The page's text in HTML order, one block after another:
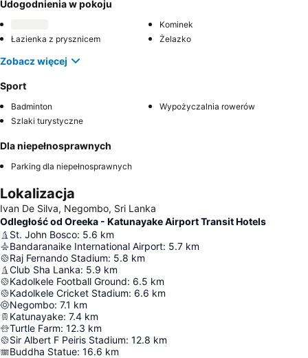
Udogodnienia w pokoju
Kominek
Łazienka z prysznicem
Żelazko
Zobacz więcej
Sport
Badminton
Wypożyczalnia rowerów
Szlaki turystyczne
Dla niepełnosprawnych
Parking dla niepełnosprawnych
Lokalizacja
Ivan De Silva, Negombo, Sri Lanka
Odległość od Oreeka - Katunayake Airport Transit Hotels
St. John Bosco: 5.6 km
Bandaranaike International Airport: 5.7 km
Raj Fernando Stadium: 5.8 km
Club Sha Lanka: 5.9 km
Kadolkele Football Ground: 6.5 km
Kadolkele Cricket Stadium: 6.6 km
Negombo: 7.1 km
Katunayake: 7.4 km
Turtle Farm: 12.3 km
Sir Albert F Peiris Stadium: 12.8 km
Buddha Statue: 16.6 km